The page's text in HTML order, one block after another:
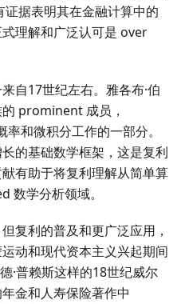
据表明其在金融计算中的
理解和广泛认可是 over
自17世纪左右。雅各布·伯
prominent 成员，
和微积分工作的一部分。
的基础数学框架，这是复利
有助于将复利理解从简单算
数学分析领域。
复利的普及和更广泛应用，
动和现代资本主义兴起期间
·普赖斯这样的18世纪威尔
金和人寿保险著作中